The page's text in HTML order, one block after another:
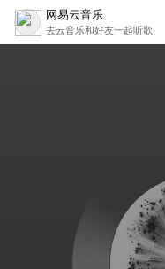
网易云音乐
去云音乐和好友一起听歌